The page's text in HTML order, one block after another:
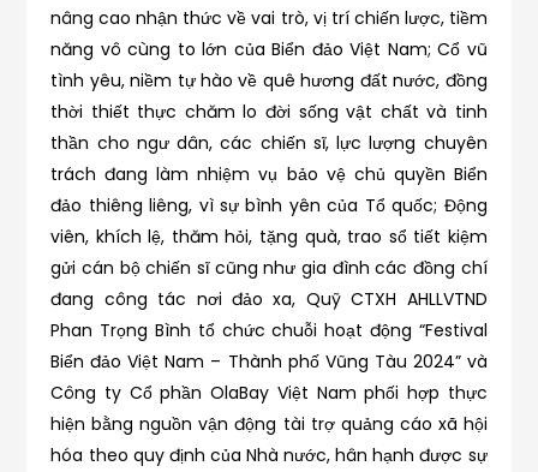
nâng cao nhận thức về vai trò, vị trí chiến lược, tiềm
năng vô cùng to lớn của Biển đảo Việt Nam; Cổ vũ
tình yêu, niềm tự hào về quê hương đất nước, đồng
thời thiết thực chăm lo đời sống vật chất và tinh
thần cho ngư dân, các chiến sĩ, lực lượng chuyên
trách đang làm nhiệm vụ bảo vệ chủ quyền Biển
đảo thiêng liêng, vì sự bình yên của Tổ quốc; Động
viên, khích lệ, thăm hỏi, tặng quà, trao sổ tiết kiệm
gửi cán bộ chiến sĩ cũng như gia đình các đồng chí
đang công tác nơi đảo xa, Quỹ CTXH AHLLVTND
Phan Trọng Bình tổ chức chuỗi hoạt động “Festival
Biển đảo Việt Nam – Thành phố Vũng Tàu 2024” và
Công ty Cổ phần OlaBay Việt Nam phối hợp thực
hiện bằng nguồn vận động tài trợ quảng cáo xã hội
hóa theo quy định của Nhà nước, hân hạnh được sự